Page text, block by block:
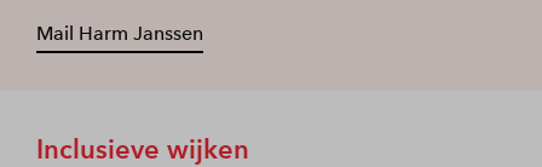
Mail Harm Janssen
Inclusieve wijken